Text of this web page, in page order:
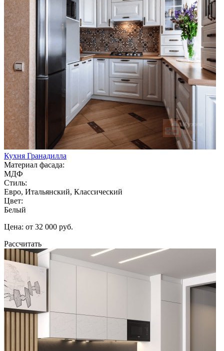
Кухня Гранадилла
Материал фасада:
МДФ
Стиль:
Евро, Итальянский, Классический
Цвет:
Белый
Цена: от 32 000 руб.
Рассчитать